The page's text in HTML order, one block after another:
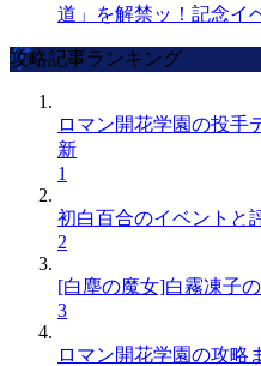
道」を解禁ッ！記念イ
攻略記事ランキング
ロマン開花学園の投手
新
1
初白百合のイベントと
2
[白塵の魔女]白霧凍子
3
ロマン開花学園の攻略